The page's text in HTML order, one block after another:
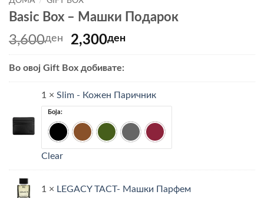
Basic Box – Машки Подарок
3,600ден
Original
price
was:
3,600ден.
2,300денCurrent
price
2,300ден.
Во овој Gift Box добивате:
1 × Slim - Кожен Паричник
Боја:
ЦРНА КАФЕАВАЗЕЛЕНАСИВА БОРДО
Clear
1 × LEGACY TACT- Машки Парфем